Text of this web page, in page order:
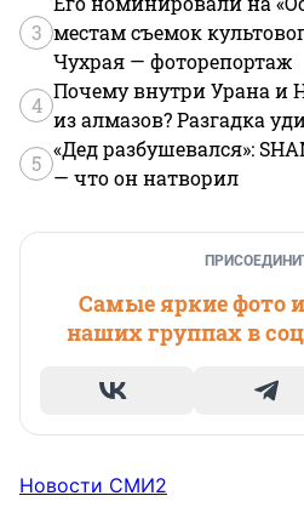
3 местам съемок
Чухрая — фоторепортаж
4
Почему внутри Урана и
из алмазов? Разгадка
5
«Дед разбушевался»:
— что он натворил
Самые яркие фото
наших группах в
Новости СМИ2